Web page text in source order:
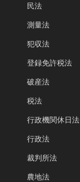
民法
測量法
犯収法
登録免許税法
破産法
税法
行政機関休日法
行政法
裁判所法
農地法